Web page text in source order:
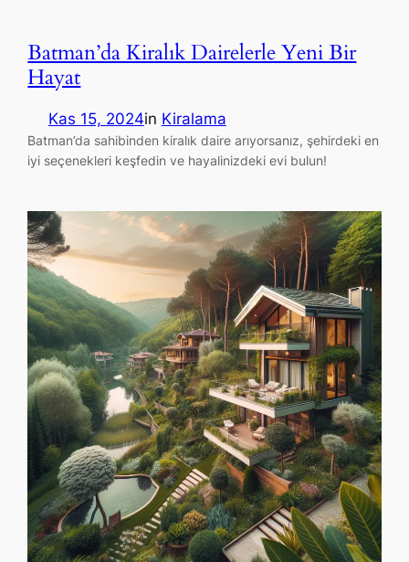
Batman’da Kiralık Dairelerle Yeni Bir
Hayat
Kas 15, 2024in Kiralama
Batman’da sahibinden kiralık daire arıyorsanız, şehirdeki en
iyi seçenekleri keşfedin ve hayalinizdeki evi bulun!